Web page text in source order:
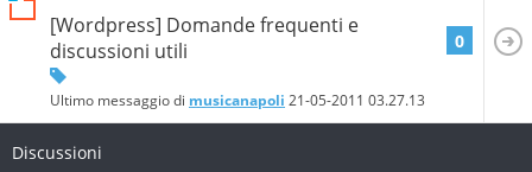
[Wordpress] Domande frequenti e
discussioni utili
Ultimo messaggio di musicanapoli 21-05-2011 03.27.13
0
Discussioni